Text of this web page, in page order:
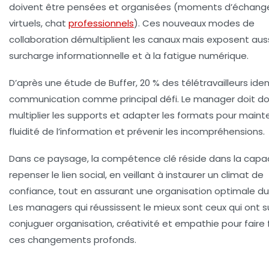
doivent être pensées et organisées (moments
virtuels, chat professionnels). Ces nouveaux modes de
collaboration démultiplient les canaux mais exposent
surcharge informationnelle et à la fatigue numérique.
D’après une étude de Buffer, 20 % des télétravailleurs
communication comme principal défi. Le manager doit
multiplier les supports et adapter les formats pour
fluidité de l’information et prévenir les incompréhensions.
Dans ce paysage, la compétence clé réside dans la
repenser le lien social, en veillant à instaurer un climat de
confiance, tout en assurant une organisation optimale
Les managers qui réussissent le mieux sont ceux qui ont
conjuguerorganisation, créativité et empathie pour faire
ces changements profonds.